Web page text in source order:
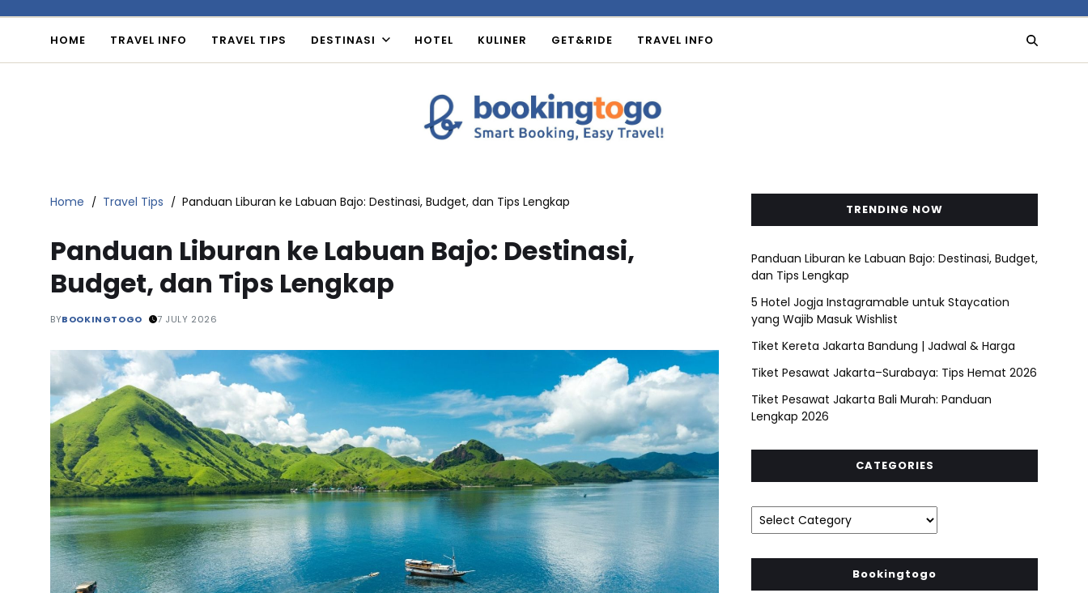
HOME TRAVEL INFO TRAVEL TIPS DESTINASI HOTEL KULINER GET&RIDE TRAVEL INFO
Home Travel Tips Panduan Liburan ke Labuan Bajo: Destinasi, Budget, dan Tips Lengkap
Panduan Liburan ke Labuan Bajo: Destinasi,
Budget, dan Tips Lengkap
BYBOOKINGTOGO 7 JULY 2026
TRENDING NOW
Panduan Liburan ke Labuan Bajo: Destinasi, Budget,
dan Tips Lengkap
5 Hotel Jogja Instagramable untuk Staycation
yang Wajib Masuk Wishlist
Tiket Kereta Jakarta Bandung | Jadwal & Harga
Tiket Pesawat Jakarta–Surabaya: Tips Hemat 2026
Tiket Pesawat Jakarta Bali Murah: Panduan
Lengkap 2026
CATEGORIES
Bookingtogo